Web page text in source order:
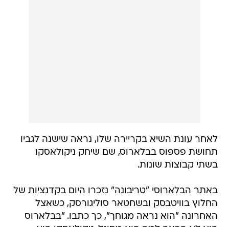
לאחר עונת השיא בקריירה שלו, נראה שישנה לגביו
תחושת פספוס בבלארוס, שם שיחק ניקולאסקו
בשתי קבוצות שונות.
באתר הבלארוסי "טריבונה" נזכרו היום בקדנציות של
החלוץ בוויטבסק ובשחטאר סוליגורסק, כשאצל
האחרונה "הוא נראה מגוחך", כך כתבו. "בבלארוס